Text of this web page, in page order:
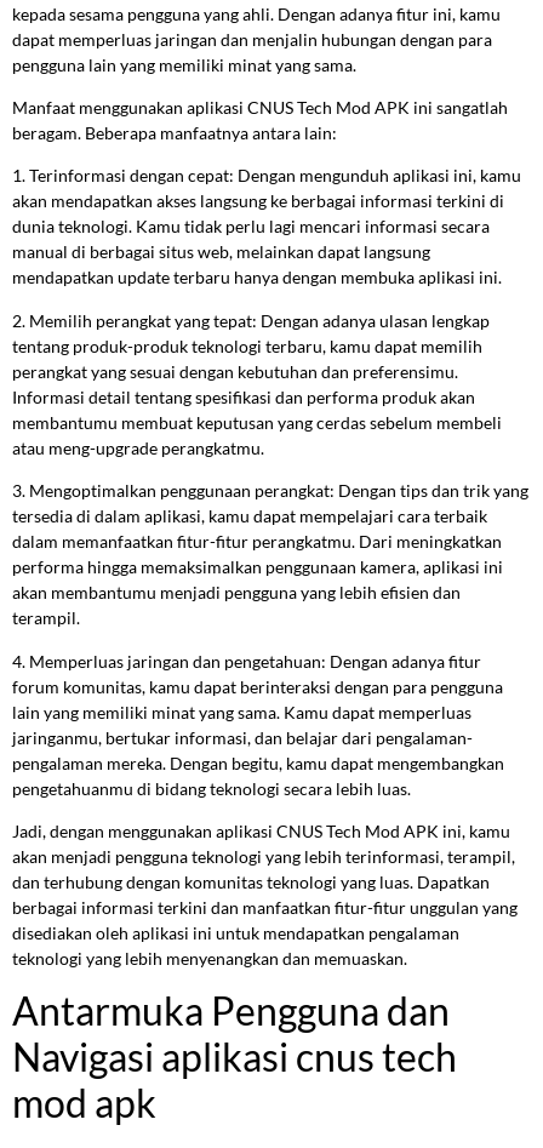
kepada sesama pengguna yang ahli. Dengan adanya fitur ini, kamu
dapat memperluas jaringan dan menjalin hubungan dengan para
pengguna lain yang memiliki minat yang sama.
Manfaat menggunakan aplikasi CNUS Tech Mod APK ini sangatlah
beragam. Beberapa manfaatnya antara lain:
1. Terinformasi dengan cepat: Dengan mengunduh aplikasi ini, kamu
akan mendapatkan akses langsung ke berbagai informasi terkini di
dunia teknologi. Kamu tidak perlu lagi mencari informasi secara
manual di berbagai situs web, melainkan dapat langsung
mendapatkan update terbaru hanya dengan membuka aplikasi ini.
2. Memilih perangkat yang tepat: Dengan adanya ulasan lengkap
tentang produk-produk teknologi terbaru, kamu dapat memilih
perangkat yang sesuai dengan kebutuhan dan preferensimu.
Informasi detail tentang spesifikasi dan performa produk akan
membantumu membuat keputusan yang cerdas sebelum membeli
atau meng-upgrade perangkatmu.
3. Mengoptimalkan penggunaan perangkat: Dengan tips dan trik yang
tersedia di dalam aplikasi, kamu dapat mempelajari cara terbaik
dalam memanfaatkan fitur-fitur perangkatmu. Dari meningkatkan
performa hingga memaksimalkan penggunaan kamera, aplikasi ini
akan membantumu menjadi pengguna yang lebih efisien dan
terampil.
4. Memperluas jaringan dan pengetahuan: Dengan adanya fitur
forum komunitas, kamu dapat berinteraksi dengan para pengguna
lain yang memiliki minat yang sama. Kamu dapat memperluas
jaringanmu, bertukar informasi, dan belajar dari pengalaman-
pengalaman mereka. Dengan begitu, kamu dapat mengembangkan
pengetahuanmu di bidang teknologi secara lebih luas.
Jadi, dengan menggunakan aplikasi CNUS Tech Mod APK ini, kamu
akan menjadi pengguna teknologi yang lebih terinformasi, terampil,
dan terhubung dengan komunitas teknologi yang luas. Dapatkan
berbagai informasi terkini dan manfaatkan fitur-fitur unggulan yang
disediakan oleh aplikasi ini untuk mendapatkan pengalaman
teknologi yang lebih menyenangkan dan memuaskan.
Antarmuka Pengguna dan
Navigasi aplikasi cnus tech
mod apk